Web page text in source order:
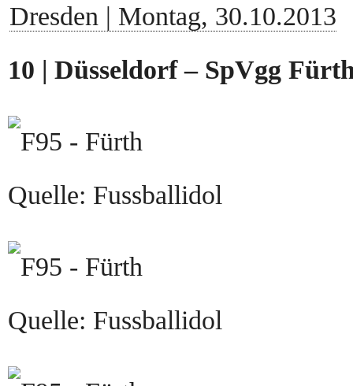
Dresden | Montag, 30.10.2013
10 | Düsseldorf – SpVgg
Quelle: Fussballidol
Quelle: Fussballidol